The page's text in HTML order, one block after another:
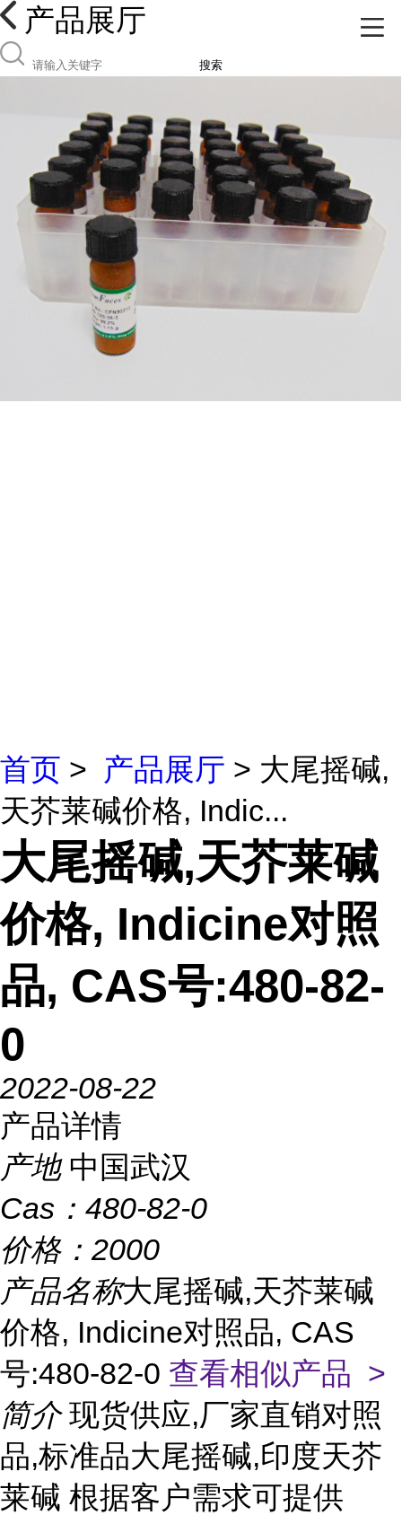
产品展厅
搜索
首页 > 产品展厅 > 大尾摇碱,
天芥莱碱价格, Indic...
大尾摇碱,天芥莱碱
价格, Indicine对照
品, CAS号:480-82-
0
2022-08-22
产品详情
产地 中国武汉
Cas： 480-82-0
价格： 2000
产品名称大尾摇碱,天芥莱碱
价格, Indicine对照品, CAS
号:480-82-0 查看相似产品 >
简介 现货供应,厂家直销对照
品,标准品大尾摇碱,印度天芥
莱碱 根据客户需求可提供